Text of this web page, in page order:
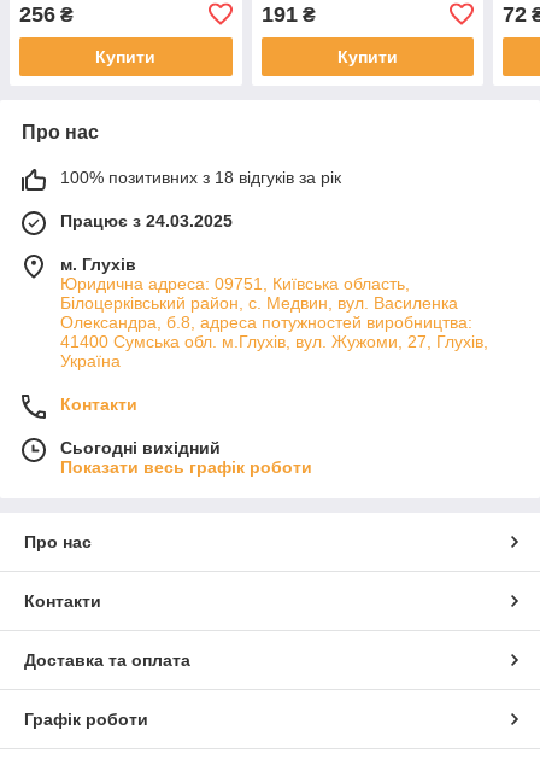
256 ₴
Купити
191₴
Купити
72
Про нас
100% позитивних з 18 відгуків за рік
Працює з 24.03.2025
м. Глухів
Юридична адреса: 09751, Київська область,
Білоцерківський район, с. Медвин, вул. Василенка
Олександра, б.8, адреса потужностей виробництва:
41400 Сумська обл. м.Глухів, вул. Жужоми, 27, Глухів,
Україна
Контакти
Сьогодні вихідний
Показати весь графік роботи
Про нас
Контакти
Доставка та оплата
Графік роботи